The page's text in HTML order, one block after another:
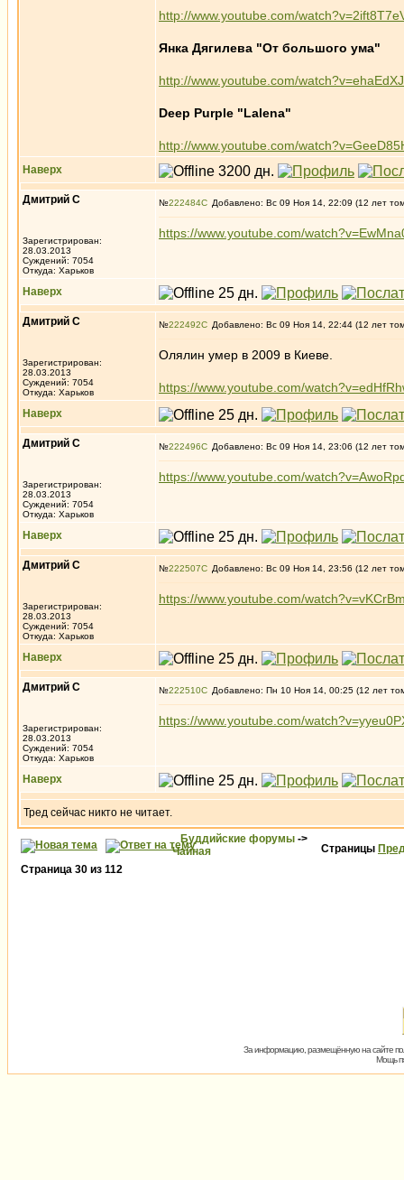
http://www.youtube.com/
Янка Дягилева "От большого ума"
http://www.youtube.com/
Deep Purple "Lalena"
http://www.youtube.com/
Наверх
Дмитрий С
Зарегистрирован:
28.03.2013
Суждений: 7054
Откуда: Харьков
№222484 Добавлено: Вс 09 Ноя 14, 22:09 (12 лет
https://www.youtube.com/
Наверх
Дмитрий С
Зарегистрирован:
28.03.2013
Суждений: 7054
Откуда: Харьков
№222492 Добавлено: Вс 09 Ноя 14, 22:44 (12 лет
Олялин умер в 2009 в Киеве.
https://www.youtube.com/
Наверх
Дмитрий С
Зарегистрирован:
28.03.2013
Суждений: 7054
Откуда: Харьков
№222496 Добавлено: Вс 09 Ноя 14, 23:06 (12 лет
https://www.youtube.com/
Наверх
Дмитрий С
Зарегистрирован:
28.03.2013
Суждений: 7054
Откуда: Харьков
№222507 Добавлено: Вс 09 Ноя 14, 23:56 (12 лет
https://www.youtube.com/
Наверх
Дмитрий С
Зарегистрирован:
28.03.2013
Суждений: 7054
Откуда: Харьков
№222510 Добавлено: Пн 10 Ноя 14, 00:25 (12 лет
https://www.youtube.com/
Наверх
Тред сейчас никто не читает.
Буддийские форумы ->
Чайная
Страницы
Страница 30 из 112
За информацию, размещённую на сайте
Мощь